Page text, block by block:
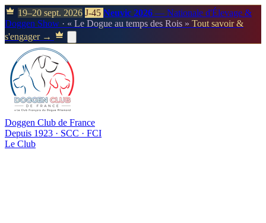
19–20 sept. 2026 J-45 Neuvic 2026 — Nationale d'Élevage &
Doggen Show · « Le Dogue au temps des Rois » Tout savoir &
s'engager →
Doggen Club de France
Depuis 1923 · SCC · FCI
Le Club